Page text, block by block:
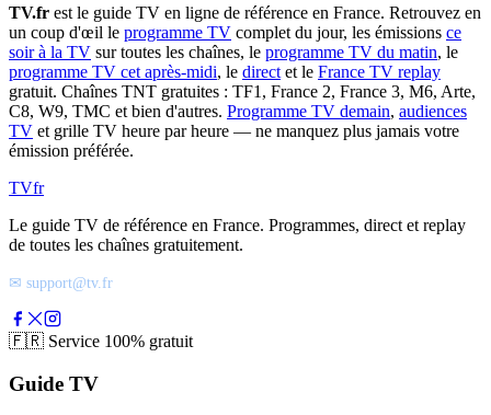
TV.fr est le guide TV en ligne de référence en France. Retrouvez en
un coup d'œil le programme TV complet du jour, les émissions ce
soir à la TV sur toutes les chaînes, le programme TV du matin, le
programme TV cet après-midi, le direct et le France TV replay
gratuit. Chaînes TNT gratuites : TF1, France 2, France 3, M6, Arte,
C8, W9, TMC et bien d'autres. Programme TV demain, audiences
TV et grille TV heure par heure — ne manquez plus jamais votre
émission préférée.
TVfr
Le guide TV de référence en France. Programmes, direct et replay
de toutes les chaînes gratuitement.
✉ support@tv.fr
🇫🇷 Service 100% gratuit
Guide TV